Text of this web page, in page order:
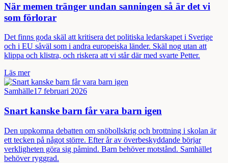
När memen tränger undan sanningen så är det vi
som förlorar
Det finns goda skäl att kritisera det politiska ledarskapet i Sverige
och i EU såväl som i andra europeiska länder. Skäl nog utan att
klippa och klistra, och riskera att vi står där med svarte Petter.
Läs mer
Samhälle17 februari 2026
Snart kanske barn får vara barn igen
Den uppkomna debatten om snöbollskrig och brottning i skolan är
ett tecken på något större. Efter år av överbeskyddande börjar
verkligheten göra sig påmind. Barn behöver motstånd. Samhället
behöver ryggrad.